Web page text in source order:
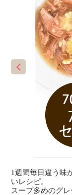
1週間毎日違う味
いレシピ。
スープ多めのグ